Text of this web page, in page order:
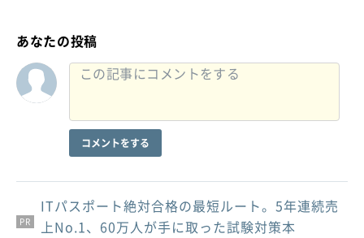
あなたの投稿
コメントをする
PR
PR
PR
ITパスポート絶対合格の最短ルート。5年連続売
上No.1、60万人が手に取った試験対策本